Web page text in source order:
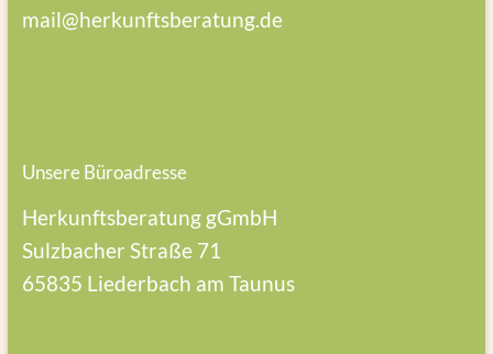
mail@herkunftsberatung.de
Unsere Büroadresse
Herkunftsberatung gGmbH
Sulzbacher Straße 71
65835 Liederbach am Taunus